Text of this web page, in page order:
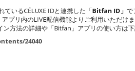
ているCÉLUXE IDと連携した 「Bitfan ID」 で
プリ内のLIVE配信機能よりご利用いただけま
方法の詳細や「Bitfan」アプリの使い方は下
24040